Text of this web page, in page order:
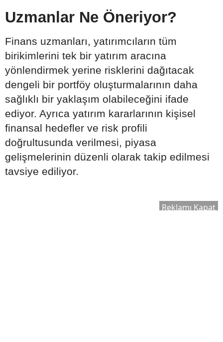
Uzmanlar Ne Öneriyor?
Finans uzmanları, yatırımcıların tüm
birikimlerini tek bir yatırım aracına
yönlendirmek yerine risklerini dağıtacak
dengeli bir portföy oluşturmalarının daha
sağlıklı bir yaklaşım olabileceğini ifade
ediyor. Ayrıca yatırım kararlarının kişisel
finansal hedefler ve risk profili
doğrultusunda verilmesi, piyasa
gelişmelerinin düzenli olarak takip edilmesi
tavsiye ediliyor.
Reklamı Kapat